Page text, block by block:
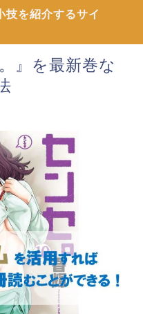
技を紹介するサイ
』を最新巻な